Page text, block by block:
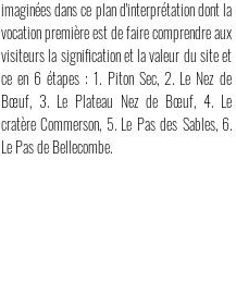
imaginées dans ce plan d'interprétation dont la
vocation première est de faire comprendre aux
visiteurs la signification et la valeur du site et
ce en 6 étapes : 1. Piton Sec, 2. Le Nez de
Bœuf, 3. Le Plateau Nez de Bœuf, 4. Le
cratère Commerson, 5. Le Pas des Sables, 6.
Le Pas de Bellecombe.